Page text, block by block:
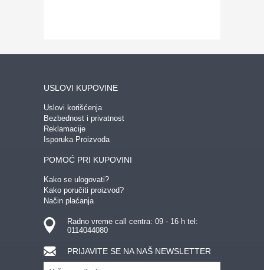
USLOVI KUPOVINE
Uslovi korišćenja
Bezbednost i privatnost
Reklamacije
Isporuka Proizvoda
POMOĆ PRI KUPOVINI
Kako se ulogovati?
Kako poručiti proizvod?
Način plaćanja
Radno vreme call centra: 09 - 16 h tel:
0114044080
PRIJAVITE SE NA NAŠ NEWSLETTER